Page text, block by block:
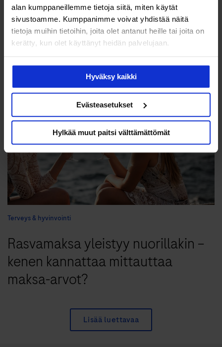
alan kumppaneillemme tietoja siitä, miten käytät
sivustoamme. Kumppanimme voivat yhdistää näitä
tietoja muihin tietoihin, joita olet antanut heille tai joita on
kerätty, kun olet käyttänyt heidän palvelujaan.
Hyväksy kaikki
Evästeasetukset
Hylkää muut paitsi välttämättömät
Ulkoinen olemus ei aina kerro
terveydentilasta – milloin
hakeudun tutkimuksiin?
Terveys & hyvinvointi
Rasvamaksa yleistyy nuorillakin –
kenen kannattaa mittauttaa
maksa-arvot?
Lisää luettavaa